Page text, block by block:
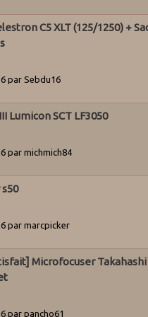
dès leur entrée sur le
C5 XLT (125/1250) +
par Sebdu16
Lumicon SCT LF3050
par michmich84
par marcpicker
Microfocuser
par pancho61